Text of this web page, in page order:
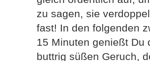
zu sagen, sie
fast! In den folgenden
15 Minuten genießt Du
buttrig süßen Geruch,